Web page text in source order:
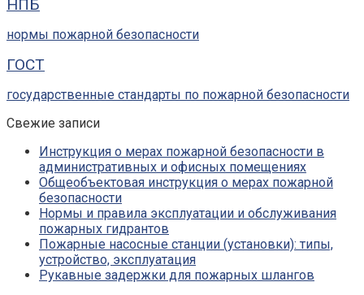
НПБ
нормы пожарной безопасности
ГОСТ
государственные стандарты по пожарной безопасности
Свежие записи
Инструкция о мерах пожарной безопасности в
административных и офисных помещениях
Общеобъектовая инструкция о мерах пожарной
безопасности
Нормы и правила эксплуатации и обслуживания
пожарных гидрантов
Пожарные насосные станции (установки): типы,
устройство, эксплуатация
Рукавные задержки для пожарных шлангов